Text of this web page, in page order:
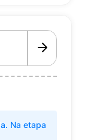
Na etapa